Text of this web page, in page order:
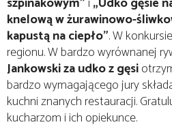
knelową w żurawinowo-
kapustą na ciepło”. W
regionu. W bardzo wyrównanej
Jankowski za udko z gęsi
bardzo wymagającego jury
kuchni znanych restauracji.
kucharzom i ich opiekunce.